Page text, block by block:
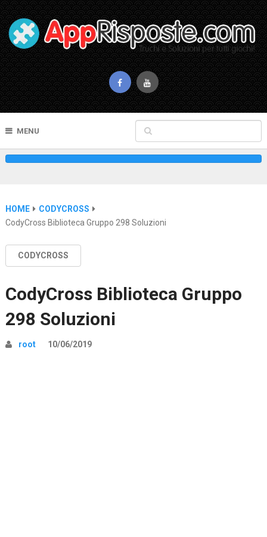
MENU
HOME
CODYCROSS
CodyCross Biblioteca Gruppo 298 Soluzioni
CODYCROSS
CodyCross Biblioteca Gruppo
298 Soluzioni
root 10/06/2019